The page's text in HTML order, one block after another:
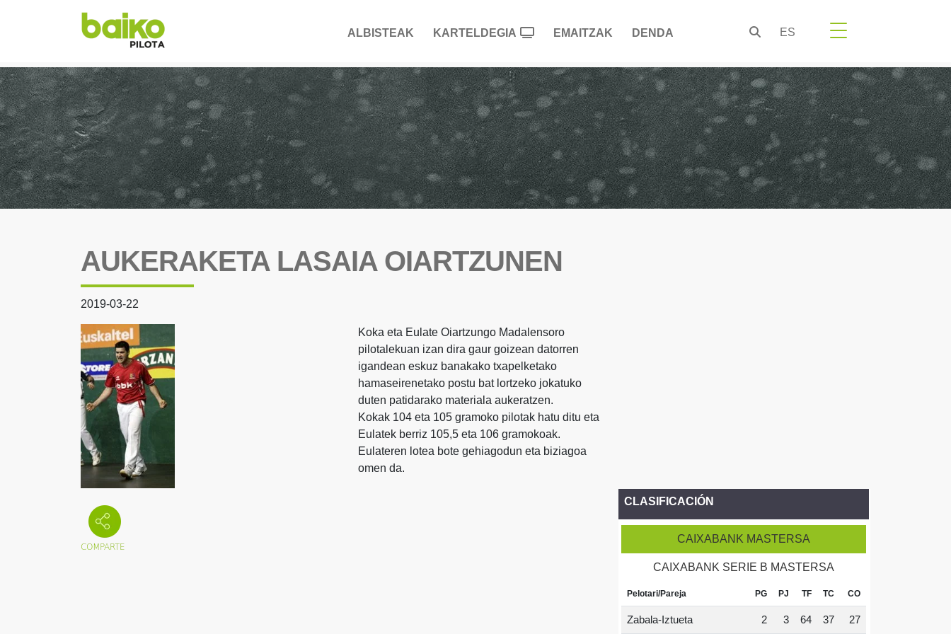
ALBISTEAK KARTELDEGIA EMAITZAK DENDA ES
AUKERAKETA LASAIA OIARTZUNEN
2019-03-22
Koka eta Eulate Oiartzungo Madalensoro
pilotalekuan izan dira gaur goizean datorren
igandean eskuz banakako txapelketako
hamaseirenetako postu bat lortzeko jokatuko
duten patidarako materiala aukeratzen.
Kokak 104 eta 105 gramoko pilotak hatu ditu eta
Eulatek berriz 105,5 eta 106 gramokoak.
Eulateren lotea bote gehiagodun eta biziagoa
omen da.
CLASIFICACIÓN
CAIXABANK MASTERSA
CAIXABANK SERIE B MASTERSA
Pelotari/Pareja PG PJ TF TC CO
Zabala-Iztueta 2 3 64 37 27